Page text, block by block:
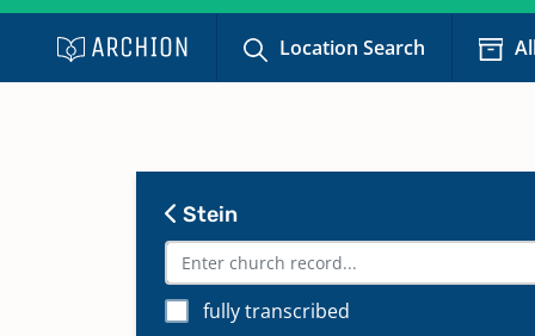
Location Search
Stein
fully transcribed
Bestattungen 1950 - 1970
Bestattungen 1986 - 2002
Bestattungen 2002 - 2013
Keine verfügbaren Digitalisate